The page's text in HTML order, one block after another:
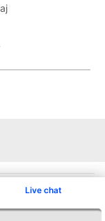
Live chat
Kontakt